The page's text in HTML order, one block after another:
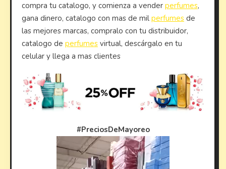
compra tu catalogo, y comienza a vender perfumes,
gana dinero, catalogo con mas de mil perfumes de
las mejores marcas, compralo con tu distribuidor,
catalogo de perfumes virtual, descárgalo en tu
celular y llega a mas clientes
#PreciosDeMayoreo